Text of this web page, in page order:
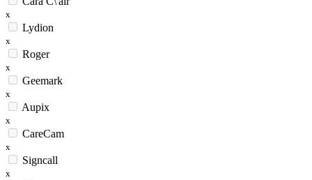
x
Lydion
x
Roger
x
Geemark
x
Aupix
x
CareCam
x
Signcall
x